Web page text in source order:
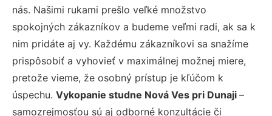
nás. Našimi rukami prešlo veľké množstvo
spokojných zákazníkov a budeme veľmi radi, ak sa k
nim pridáte aj vy. Každému zákazníkovi sa snažíme
prispôsobiť a vyhovieť v maximálnej možnej miere,
pretože vieme, že osobný prístup je kľúčom k
úspechu. Vykopanie studne Nová Ves pri Dunaji –
samozrejmosťou sú aj odborné konzultácie či